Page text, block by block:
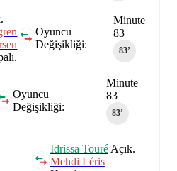
Minute
83
83‎’‎
Oyuncu
Değişikliği:
Minute
83
83‎’‎
Oyuncu
Değişikliği:
Idrissa TouréAçık.
Mehdi Léris